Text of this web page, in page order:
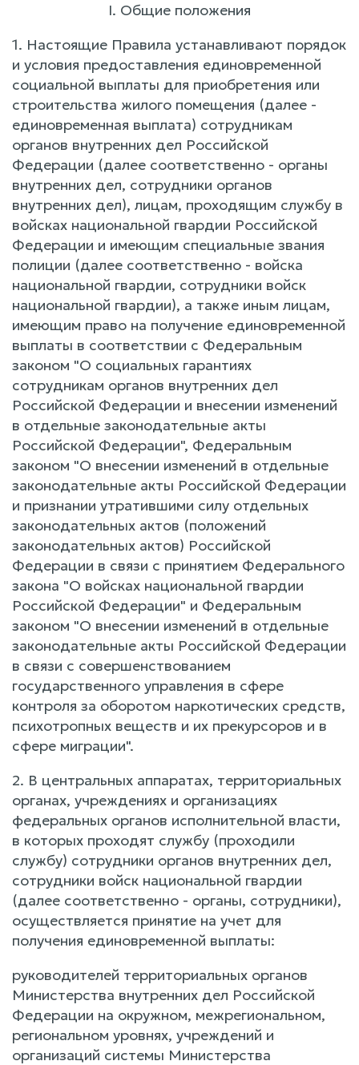
I. Общие положения
1. Настоящие Правила устанавливают порядок
и условия предоставления единовременной
социальной выплаты для приобретения или
строительства жилого помещения (далее -
единовременная выплата) сотрудникам
органов внутренних дел Российской
Федерации (далее соответственно - органы
внутренних дел, сотрудники органов
внутренних дел), лицам, проходящим службу в
войсках национальной гвардии Российской
Федерации и имеющим специальные звания
полиции (далее соответственно - войска
национальной гвардии, сотрудники войск
национальной гвардии), а также иным лицам,
имеющим право на получение единовременной
выплаты в соответствии с Федеральным
законом "О социальных гарантиях
сотрудникам органов внутренних дел
Российской Федерации и внесении изменений
в отдельные законодательные акты
Российской Федерации", Федеральным
законом "О внесении изменений в отдельные
законодательные акты Российской Федерации
и признании утратившими силу отдельных
законодательных актов (положений
законодательных актов) Российской
Федерации в связи с принятием Федерального
закона "О войсках национальной гвардии
Российской Федерации" и Федеральным
законом "О внесении изменений в отдельные
законодательные акты Российской Федерации
в связи с совершенствованием
государственного управления в сфере
контроля за оборотом наркотических средств,
психотропных веществ и их прекурсоров и в
сфере миграции".
2. В центральных аппаратах, территориальных
органах, учреждениях и организациях
федеральных органов исполнительной власти,
в которых проходят службу (проходили
службу) сотрудники органов внутренних дел,
сотрудники войск национальной гвардии
(далее соответственно - органы, сотрудники),
осуществляется принятие на учет для
получения единовременной выплаты:
руководителей территориальных органов
Министерства внутренних дел Российской
Федерации на окружном, межрегиональном,
региональном уровнях, учреждений и
организаций системы Министерства